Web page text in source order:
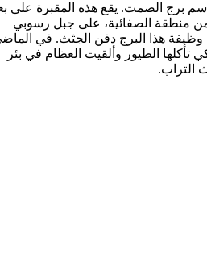
برج الصمت. يقع هذه المقبرة على
منطقة الصفائية، على جبل رسوبي
هذا البرج دفن الجثث. في
تأكلها الطيور وألقيت العظام في بئر
التراب.